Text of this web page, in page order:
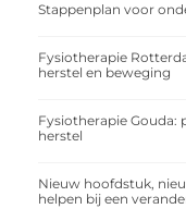
Stappenplan voor
Fysiotherapie
herstel en beweging
Fysiotherapie Gouda:
herstel
Nieuw hoofdstuk,
helpen bij een